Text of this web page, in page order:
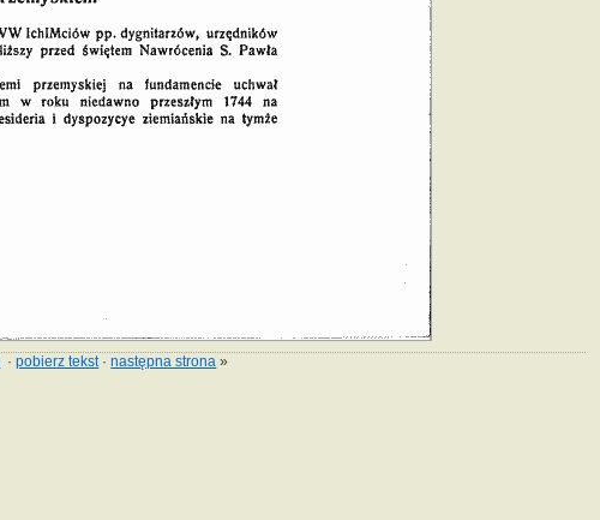
·pobierz tekst·następna strona »